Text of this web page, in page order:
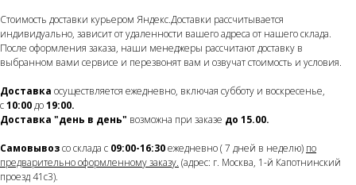
Стоимость доставки курьером Яндекс.Доставки рассчитывается
индивидуально, зависит от удаленности вашего адреса от нашего склада.
После оформления заказа, наши менеджеры рассчитают доставку в
выбранном вами сервисе и перезвонят вам и озвучат стоимость и условия.
Доставка осуществляется ежедневно, включая субботу и воскресенье,
с10:00до19:00.
Доставка "день в день" возможна при заказе до 15.00.
Самовывозсо склада с 09:00-16:30ежедневно ( 7 дней в неделю) по
предварительно оформленному заказу. (адрес: г. Москва, 1-й Капотнинский
проезд 41с3).